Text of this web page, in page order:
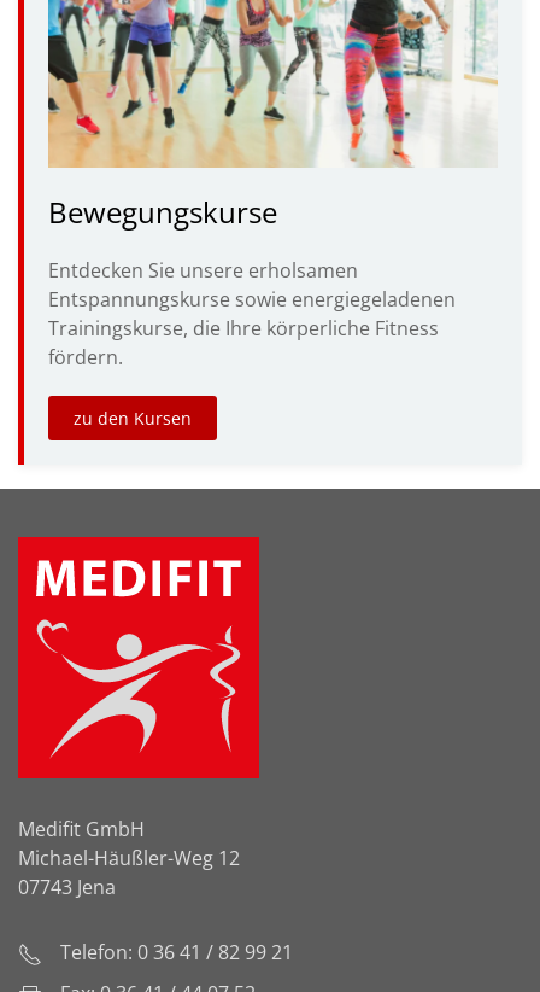
Bewegungskurse
Entdecken Sie unsere erholsamen
Entspannungskurse sowie energiegeladenen
Trainingskurse, die Ihre körperliche Fitness
fördern.
zu den Kursen
Medifit GmbH
Michael-Häußler-Weg 12
07743 Jena
Telefon: 0 36 41 / 82 99 21